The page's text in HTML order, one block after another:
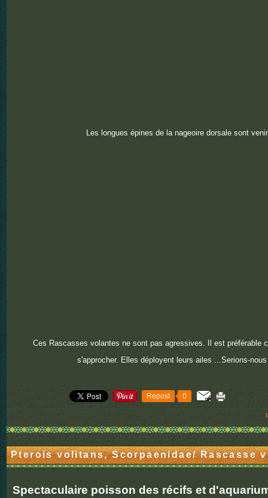
Les longues épines de la nageoire dorsale sont
Ces Rascasses volantes ne sont pas agressives. Il est préférable
s'approcher. Elles déployent leurs ailes ...Serions-
Repost 0
Pterois volitans, Scorpaenidae/ Rascasse
Spectaculaire poisson des récifs et